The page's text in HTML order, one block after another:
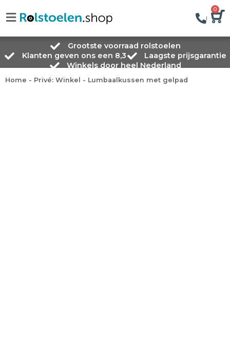
0
Grootste voorraad rolstoelen
Klanten geven ons een 8,3
Laagste prijsgarantie
Winkels door heel Nederland
Home - Privé: Winkel - Lumbaalkussen met gelpad